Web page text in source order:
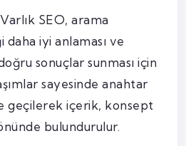
SEO, arama
daha iyi anlaması ve
sonuçlar sunması için
sayesinde anahtar
geçilerek içerik, konsept
bulundurulur.